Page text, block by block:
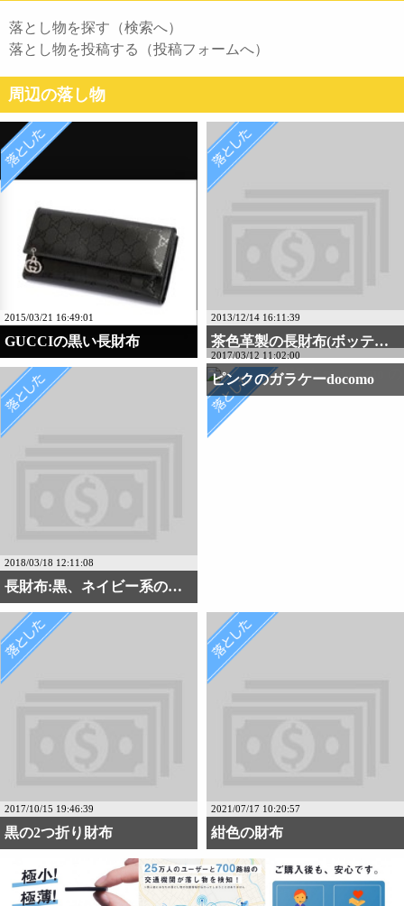
落とし物を探す（検索へ）
落とし物を投稿する（投稿フォームへ）
周辺の落し物
2015/03/21 16:49:01
GUCCIの黒い長財布
2013/12/14 16:11:39
茶色革製の長財布(ボッテ・・・
2018/03/18 12:11:08
長財布:黒、ネイビー系の・・・
2017/03/12 11:02:00
ピンクのガラケーdocomo
2017/10/15 19:46:39
黒の2つ折り財布
2021/07/17 10:20:57
紺色の財布